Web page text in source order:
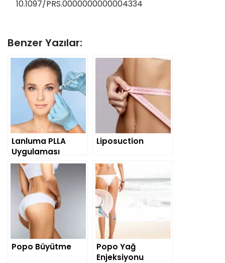
10.1097/PRS.0000000000004334
Benzer Yazılar:
Lanluma PLLA
Uygulaması
Liposuction
Popo Büyütme
Popo Yağ
Enjeksiyonu